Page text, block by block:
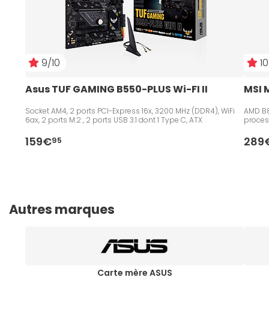
9/10
Asus TUF GAMING B550-PLUS Wi-FI II
Socket AM4, 2 ports PCI-Express 16x, 3200 MHz (DDR4), WiFi
6ax, 2 ports M.2 , 2 ports USB 3.1 dont 1 Type C, ATX
159€95
MSI
AMD
Autres marques
Carte mère ASUS